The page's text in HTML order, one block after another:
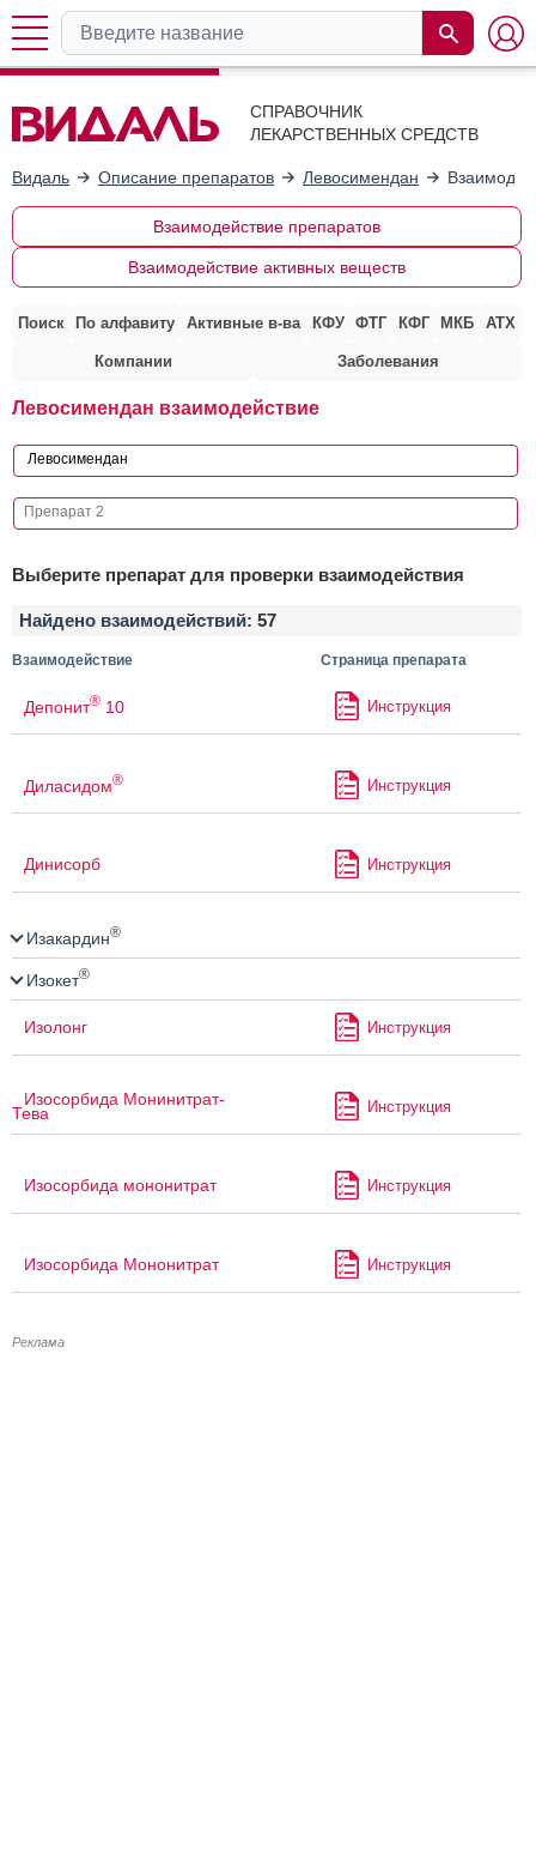
СПРАВОЧНИК
ЛЕКАРСТВЕННЫХ СРЕДСТВ
Видаль Описание препаратов Левосимендан
Взаимодействие препаратов
Взаимодействие активных веществ
Поиск По алфавиту Активные в-ва КФУ ФТГ КФГ МКБ АТХ
Компании Заболевания
Левосимендан взаимодействие
Выберите препарат для проверки взаимодействия
Найдено взаимодействий: 57
Взаимодействие Страница препарата
Депонит® 10 Инструкция
Диласидом® Инструкция
Динисорб Инструкция
Изакардин®
Изокет®
Изолонг Инструкция
Изосорбида Монинитрат-
Тева Инструкция
Изосорбида мононитрат Инструкция
Изосорбида Мононитрат Инструкция
Реклама